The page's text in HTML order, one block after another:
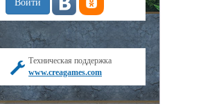
Техническая поддержка
www.creagames.com